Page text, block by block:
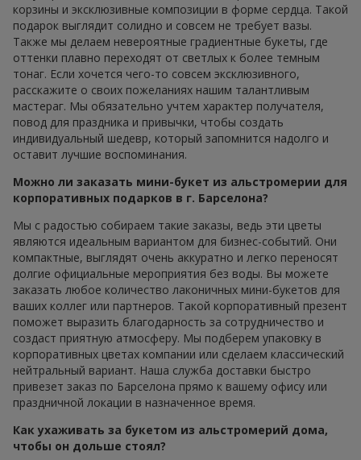
корзины и эксклюзивные композиции в форме сердца. Такой
подарок выглядит солидно и совсем не требует вазы.
Также мы делаем невероятные градиентные букеты, где
оттенки плавно переходят от светлых к более темным
тонаг. Если хочется чего-то совсем эксклюзивного,
расскажите о своих пожеланиях нашим талантливым
мастераг. Мы обязательно учтем характер получателя,
повод для праздника и привычки, чтобы создать
индивидуальный шедевр, который запомнится надолго и
оставит лучшие воспоминания.
Можно ли заказать мини-букет из альстромерии для
корпоративных подарков в г. Барселона?
Мы с радостью собираем такие заказы, ведь эти цветы
являются идеальным вариантом для бизнес-событий. Они
компактные, выглядят очень аккуратно и легко переносят
долгие официальные мероприятия без воды. Вы можете
заказать любое количество лаконичных мини-букетов для
ваших коллег или партнеров. Такой корпоративный презент
поможет выразить благодарность за сотрудничество и
создаст приятную атмосферу. Мы подберем упаковку в
корпоративных цветах компании или сделаем классический
нейтральный вариант. Наша служба доставки быстро
привезет заказ по Барселона прямо к вашему офису или
праздничной локации в назначенное время.
Как ухаживать за букетом из альстромерий дома,
чтобы он дольше стоял?